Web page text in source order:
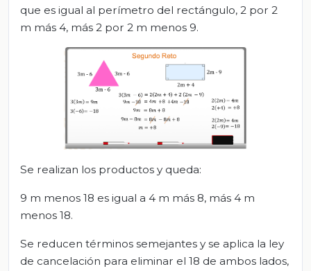
que es igual al perímetro del rectángulo, 2 por 2
m más 4, más 2 por 2 m menos 9.
Se realizan los productos y queda:
9 m menos 18 es igual a 4 m más 8, más 4 m
menos 18.
Se reducen términos semejantes y se aplica la ley
de cancelación para eliminar el 18 de ambos lados,